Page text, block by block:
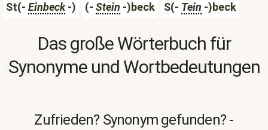
St(- Einbeck-) (- Stein -)beck S(- Tein -)beck
Das große Wörterbuch für
Synonyme und Wortbedeutungen
Zufrieden? Synonym gefunden? -